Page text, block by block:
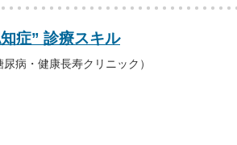
症” 診療スキル
病・健康長寿クリニック）